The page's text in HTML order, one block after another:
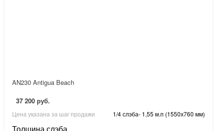
AN230 Antigua Beach
37 200 руб.
Цена указана за шаг продажи 1/4 слэба- 1,55 м.п (1550х760 мм)